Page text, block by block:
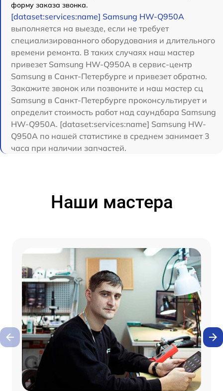
форму заказа звонка.
[dataset:services:name] Samsung HW-Q950A
выполняется на выезде, если не требует
специализированного оборудования и длительного
времени ремонта. В таких случаях наш мастер
привезет Samsung HW-Q950A в сервис-центр
Samsung в Санкт-Петербурге и привезет обратно.
Закажите звонок или позвоните и наш мастер сц
Samsung в Санкт-Петербурге проконсультирует и
определит стоимость работ над саундбара Samsung
HW-Q950A. [dataset:services:name] Samsung HW-
Q950A по нашей статистике в среднем занимает 3
часа при наличии запчастей.
Наши мастера